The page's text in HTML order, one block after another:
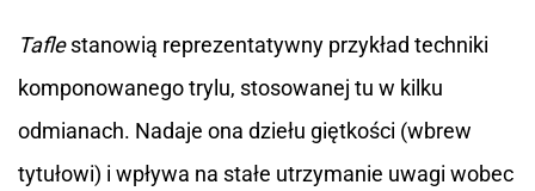
Taflestanowią reprezentatywny przykład techniki
komponowanego trylu, stosowanej tu w kilku
odmianach. Nadaje ona dziełu giętkości (wbrew
tytułowi) i wpływa na stałe utrzymanie uwagi wobec